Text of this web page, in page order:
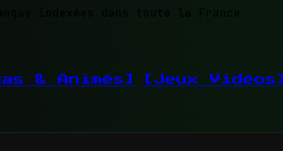
indexées dans toute la France
& Animés] [Jeux Vidéos]